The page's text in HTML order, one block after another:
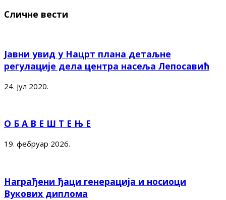
Сличне вести
Јавни увид у Нацрт плана детаљне
регулације дела центра насеља Лепосавић
24. јул 2020.
О Б А В Е Ш Т Е Њ Е
19. фебруар 2026.
Награђени ђаци генерација и носиоци
Вукових диплома